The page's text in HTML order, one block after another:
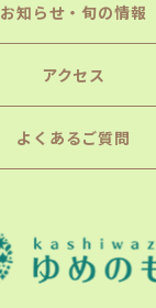
お知らせ・旬の情報
アクセス
よくあるご質問